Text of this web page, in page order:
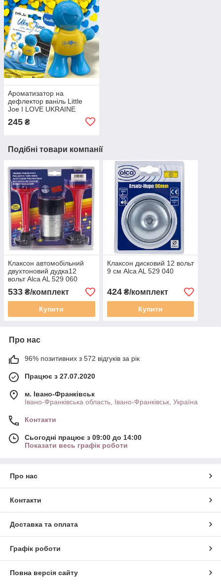
Ароматизатор на
дефлектор ваніль Little
Joe I LOVE UKRAINE
245 ₴
Подібні товари компанії
Клаксон автомобільний
двухтоновий дудка12
вольт Alca AL 529 060
533 ₴/комплект
Купити
Клаксон дисковий 12 вольт
9 см Alca AL 529 040
424₴/комплект
Купити
Про нас
96% позитивних з 572 відгуків за рік
Працює з 27.07.2020
м. Івано-Франківськ
Івано-Франківська область, Івано-Франківськ, Україна
Контакти
Сьогодні працює з 09:00 до 14:00
Показати весь графік роботи
Про нас
Контакти
Доставка та оплата
Графік роботи
Повна версія сайту